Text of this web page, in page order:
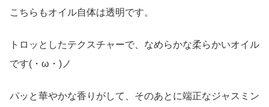
こちらもオイル自体は透明です。
トロッとしたテクスチャーで、なめらかな柔らかいオイル
です(・ω・)ノ
パッと華やかな香りがして、そのあとに端正なジャスミン